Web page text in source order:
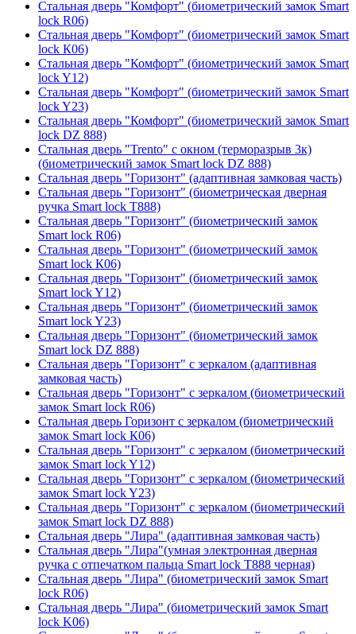
Стальная дверь "Комфорт" (биометрический замок Smart
lock R06)
Стальная дверь "Комфорт" (биометрический замок Smart
lock К06)
Стальная дверь "Комфорт" (биометрический замок Smart
lock Y12)
Стальная дверь "Комфорт" (биометрический замок Smart
lock Y23)
Стальная дверь "Комфорт" (биометрический замок Smart
lock DZ 888)
Стальная дверь "Trento" с окном (терморазрыв 3к)
(биометрический замок Smart lock DZ 888)
Стальная дверь "Горизонт" (адаптивная замковая часть)
Стальная дверь "Горизонт" (биометрическая дверная
ручка Smart lock T888)
Стальная дверь "Горизонт" (биометрический замок
Smart lock R06)
Стальная дверь "Горизонт" (биометрический замок
Smart lock К06)
Стальная дверь "Горизонт" (биометрический замок
Smart lock Y12)
Стальная дверь "Горизонт" (биометрический замок
Smart lock Y23)
Стальная дверь "Горизонт" (биометрический замок
Smart lock DZ 888)
Стальная дверь "Горизонт" с зеркалом (адаптивная
замковая часть)
Стальная дверь "Горизонт" с зеркалом (биометрический
замок Smart lock R06)
Стальная дверь Горизонт с зеркалом (биометрический
замок Smart lock К06)
Стальная дверь "Горизонт" с зеркалом (биометрический
замок Smart lock Y12)
Стальная дверь "Горизонт" с зеркалом (биометрический
замок Smart lock Y23)
Стальная дверь "Горизонт" с зеркалом (биометрический
замок Smart lock DZ 888)
Стальная дверь "Лира" (адаптивная замковая часть)
Стальная дверь "Лира"(умная электронная дверная
ручка с отпечатком пальца Smart lock T888 черная)
Стальная дверь "Лира" (биометрический замок Smart
lock R06)
Стальная дверь "Лира" (биометрический замок Smart
lock K06)